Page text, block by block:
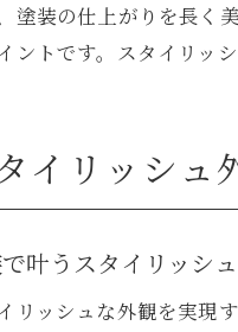
塗装の仕上がりを長く
ントです。スタイリッ
イリッシュ
叶うスタイリッシ
リッシュな外観を実現